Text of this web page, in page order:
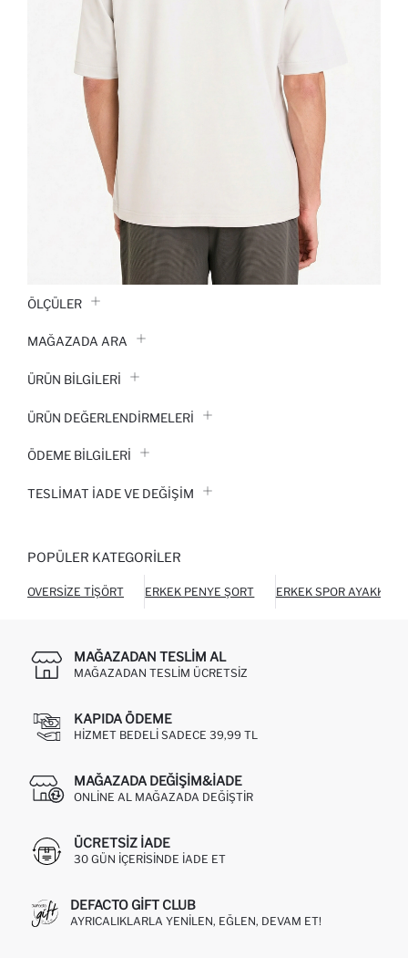
ÖLÇÜLER
MAĞAZADA ARA
ÜRÜN BILGILERI
ÜRÜN DEĞERLENDİRMELERİ
ÖDEME BİLGİLERİ
TESLIMAT İADE VE DEĞIŞIM
POPÜLER KATEGORILER
OVERSIZE TIŞÖRT ERKEK PENYE ŞORT ERKEK SPOR AYAKKABI
MAĞAZADAN TESLIM AL
MAĞAZADAN TESLIM ÜCRETSIZ
KAPIDA ÖDEME
HIZMET BEDELI SADECE 39,99 TL
MAĞAZADA DEĞIŞIM&İADE
ONLINE AL MAĞAZADA DEĞIŞTIR
ÜCRETSIZ IADE
30 GÜN IÇERISINDE IADE ET
DEFACTO GIFT CLUB
AYRICALIKLARLA YENILEN, EĞLEN, DEVAM ET!